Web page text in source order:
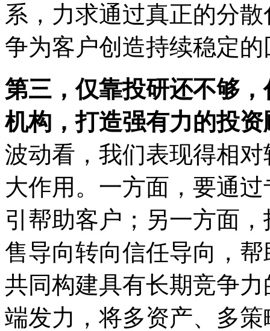
系，力求通过真正的分
争为客户创造持续稳定的
第三，仅靠投研还不够
机构，打造强有力的投
波动看，我们表现得相
大作用。一方面，要通
引帮助客户；另一方面
售导向转向信任导向，
共同构建具有长期竞争
端发力，将多资产、多